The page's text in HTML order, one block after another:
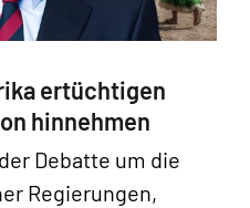
ertüchtigen
hinnehmen
Debatte um die
Regierungen,